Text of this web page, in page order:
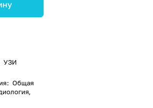
УЗИ
: Общая